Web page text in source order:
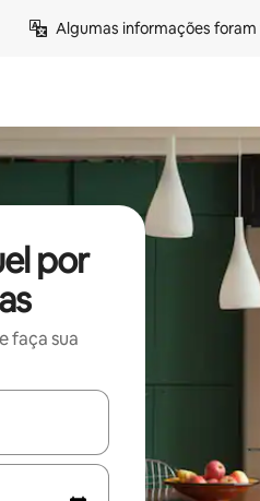
Algumas informações
por
faça sua
explore-os usando as seta